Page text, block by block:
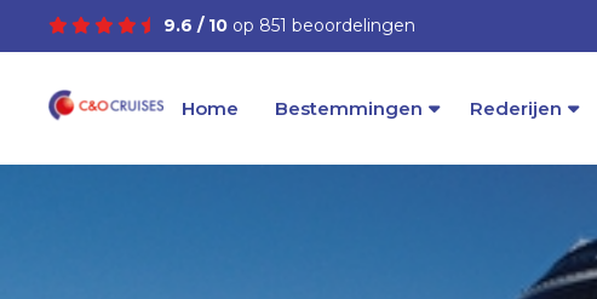
9.6 / 10 op 851 beoordelingen
Home Bestemmingen Rederijen